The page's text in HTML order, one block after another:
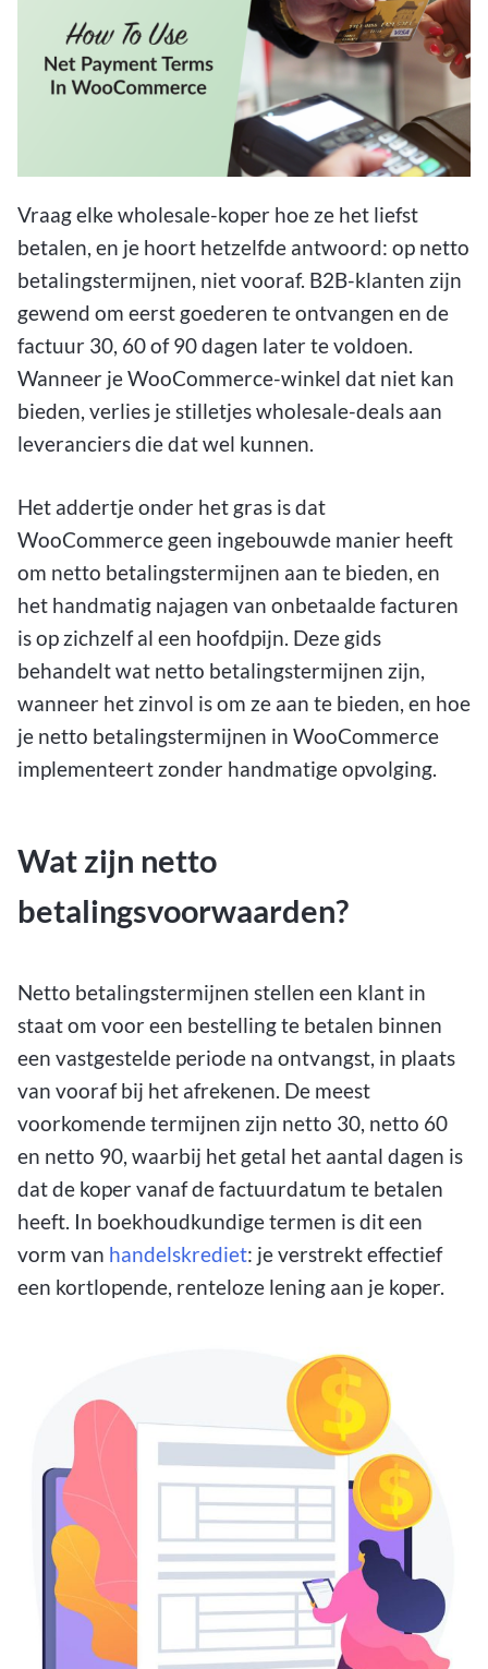
Vraag elke wholesale-koper hoe ze het liefst
betalen, en je hoort hetzelfde antwoord: op netto
betalingstermijnen, niet vooraf. B2B-klanten zijn
gewend om eerst goederen te ontvangen en de
factuur 30, 60 of 90 dagen later te voldoen.
Wanneer je WooCommerce-winkel dat niet kan
bieden, verlies je stilletjes wholesale-deals aan
leveranciers die dat wel kunnen.
Het addertje onder het gras is dat
WooCommerce geen ingebouwde manier heeft
om netto betalingstermijnen aan te bieden, en
het handmatig najagen van onbetaalde facturen
is op zichzelf al een hoofdpijn. Deze gids
behandelt wat netto betalingstermijnen zijn,
wanneer het zinvol is om ze aan te bieden, en hoe
je netto betalingstermijnen in WooCommerce
implementeert zonder handmatige opvolging.
Wat zijn netto
betalingsvoorwaarden?
Netto betalingstermijnen stellen een klant in
staat om voor een bestelling te betalen binnen
een vastgestelde periode na ontvangst, in plaats
van vooraf bij het afrekenen. De meest
voorkomende termijnen zijn netto 30, netto 60
en netto 90, waarbij het getal het aantal dagen is
dat de koper vanaf de factuurdatum te betalen
heeft. In boekhoudkundige termen is dit een
vorm van handelskrediet: je verstrekt effectief
een kortlopende, renteloze lening aan je koper.